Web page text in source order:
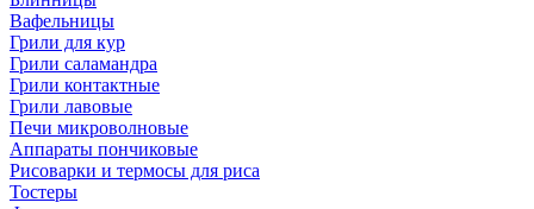
Вафельницы
Грили для кур
Грили саламандра
Грили контактные
Грили лавовые
Печи микроволновые
Аппараты пончиковые
Рисоварки и термосы для риса
Тостеры